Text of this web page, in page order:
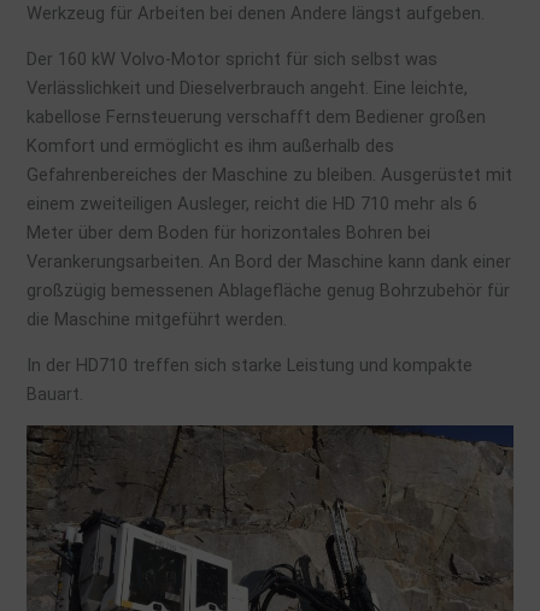
Werkzeug für Arbeiten bei denen Andere längst aufgeben.
Der 160 kW Volvo-Motor spricht für sich selbst was
Verlässlichkeit und Dieselverbrauch angeht. Eine leichte,
kabellose Fernsteuerung verschafft dem Bediener großen
Komfort und ermöglicht es ihm außerhalb des
Gefahrenbereiches der Maschine zu bleiben. Ausgerüstet mit
einem zweiteiligen Ausleger, reicht die HD 710 mehr als 6
Meter über dem Boden für horizontales Bohren bei
Verankerungsarbeiten. An Bord der Maschine kann dank einer
großzügig bemessenen Ablagefläche genug Bohrzubehör für
die Maschine mitgeführt werden.
In der HD710 treffen sich starke Leistung und kompakte
Bauart.